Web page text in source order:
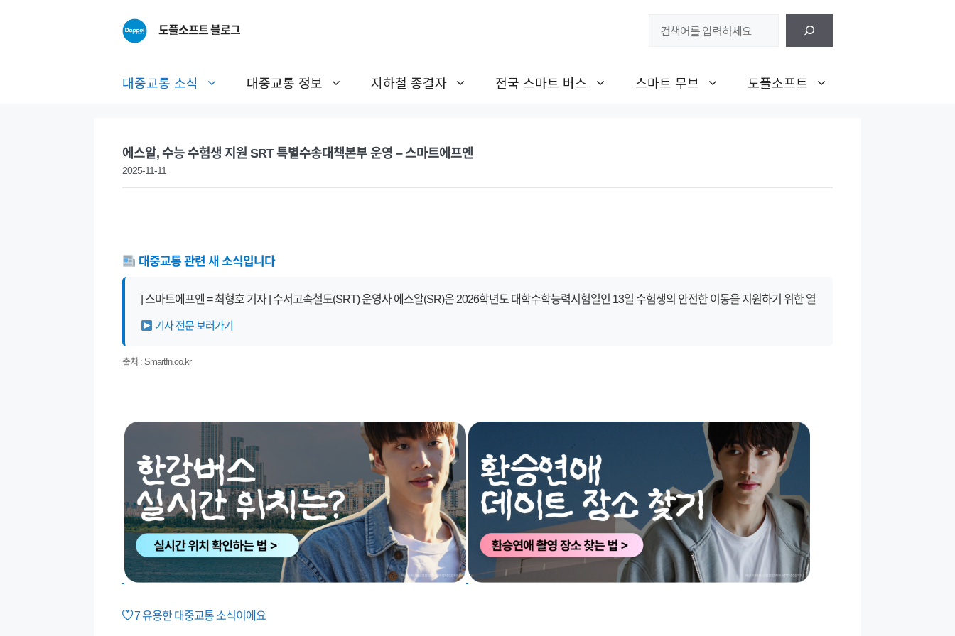
도플소프트 블로그
대중교통 소식 대중교통 정보 지하철 종결자 전국 스마트 버스 스마트 무브 도플소프트
에스알, 수능 수험생 지원 SRT 특별수송대책본부 운영 – 스마트에프엔
2025-11-11
대중교통 관련 새 소식입니다
| 스마트에프엔 = 최형호 기자 | 수서고속철도(SRT) 운영사 에스알(SR)은 2026학년도 대학수학능력시험일인 13일 수험생의 안전한 이동을 지원하기 위한 열
기사 전문 보러가기
출처 : Smartfn.co.kr
7유용한 대중교통 소식이에요